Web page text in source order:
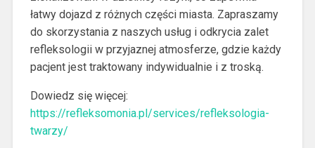
łatwy dojazd z różnych części miasta. Zapraszamy
do skorzystania z naszych usług i odkrycia zalet
refleksologii w przyjaznej atmosferze, gdzie każdy
pacjent jest traktowany indywidualnie i z troską.
Dowiedz się więcej:
https://refleksomonia.pl/services/refleksologia-
twarzy/